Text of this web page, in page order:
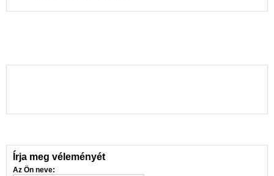
Írja meg véleményét
Az Ön neve: